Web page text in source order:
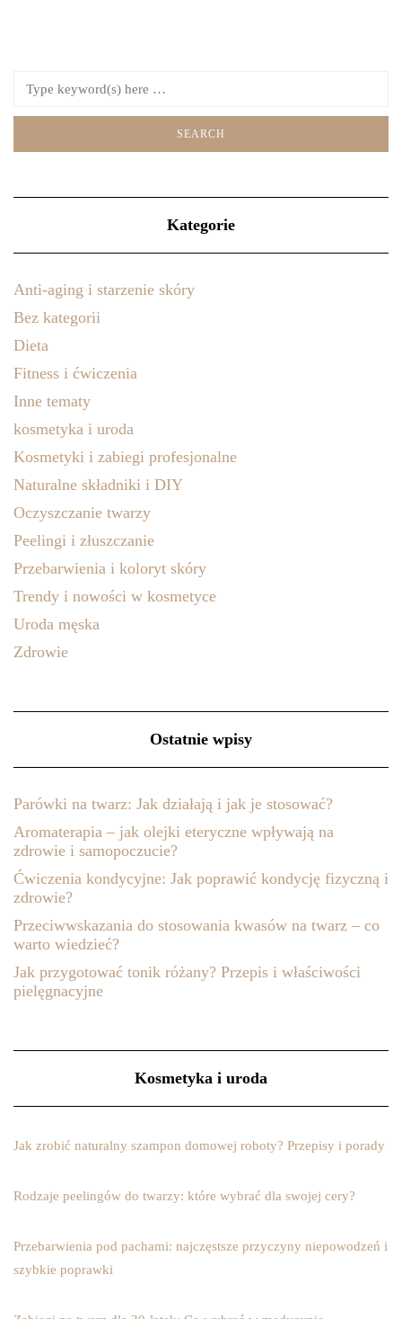
Kategorie
Anti-aging i starzenie skóry
Bez kategorii
Dieta
Fitness i ćwiczenia
Inne tematy
kosmetyka i uroda
Kosmetyki i zabiegi profesjonalne
Naturalne składniki i DIY
Oczyszczanie twarzy
Peelingi i złuszczanie
Przebarwienia i koloryt skóry
Trendy i nowości w kosmetyce
Uroda męska
Zdrowie
Ostatnie wpisy
Parówki na twarz: Jak działają i jak je stosować?
Aromaterapia – jak olejki eteryczne wpływają na
zdrowie i samopoczucie?
Ćwiczenia kondycyjne: Jak poprawić kondycję fizyczną i
zdrowie?
Przeciwwskazania do stosowania kwasów na twarz – co
warto wiedzieć?
Jak przygotować tonik różany? Przepis i właściwości
pielęgnacyjne
Kosmetyka i uroda
Jak zrobić naturalny szampon domowej roboty? Przepisy i porady
Rodzaje peelingów do twarzy: które wybrać dla swojej cery?
Przebarwienia pod pachami: najczęstsze przyczyny niepowodzeń i
szybkie poprawki